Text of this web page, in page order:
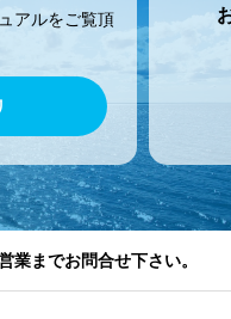
アルをご覧頂
業までお問合せ下さい。